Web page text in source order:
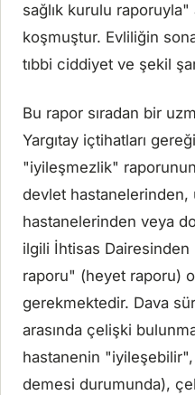
sağlık kurulu raporuyla"
koşmuştur. Evliliğin
tıbbi ciddiyet ve şekil
Bu rapor sıradan bir
Yargıtay içtihatları
"iyileşmezlik"
devlet hastanelerinden,
hastanelerinden veya
ilgili İhtisas Dairesinden
raporu" (heyet raporu)
gerekmektedir. Dava
arasında çelişki
hastanenin
demesi durumunda),